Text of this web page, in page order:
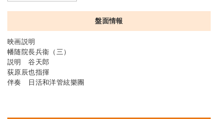
盤面情報
映画説明
幡随院長兵衞（三）
説明 谷天郎
荻原辰也指揮
伴奏 日活和洋管絃樂團